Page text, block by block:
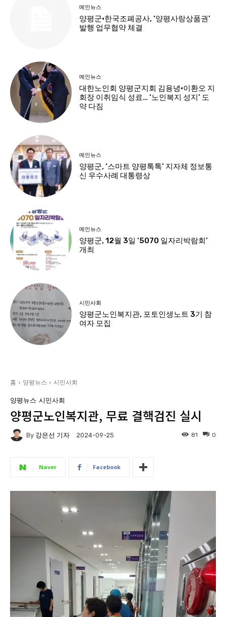
메인뉴스
양평군·한국조폐공사, ‘양평사랑상품권’
발행 업무협약 체결
메인뉴스
대한노인회 양평군지회 김용녕·이환오 지
회장 이취임식 성료… ‘노인복지 성지’ 도
약 다짐
메인뉴스
양평군, ‘스마트 양평톡톡’ 지자체 정보통
신 우수사례 대통령상
메인뉴스
양평군, 12월 3일 ‘5070 일자리박람회’
개최
시민사회
양평군노인복지관, 포토인생노트 3기 참
여자 모집